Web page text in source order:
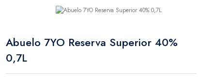
Abuelo 7YO Reserva Superior 40%
0,7L